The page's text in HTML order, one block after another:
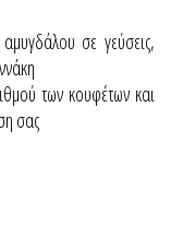
σε γεύσεις,
των κουφέτων και
σας